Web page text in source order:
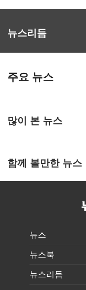
뉴스리듬
주요 뉴스
많이 본 뉴스
함께 볼만한 뉴스
뉴스
뉴스북
뉴스리듬